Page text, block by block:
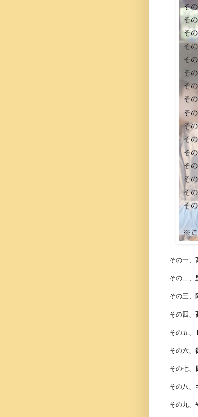
その一、
その二、
その三、
その四、
その五、
その六、
その七、
その八、
その九、